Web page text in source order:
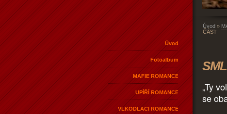
Úvod
Fotoalbum
MAFIE ROMANCE
UPÍŘÍ ROMANCE
VLKODLACI ROMANCE
Úvod »
ČÁST
„Ty
se